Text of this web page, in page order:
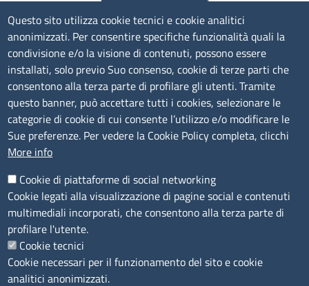
Imperia 0183 7931 - La Spezia 0187 7281
Amministrazione Trasparente
Consulta tutte le sezioni
Bilanci
Bandi di concorso
Procedimenti
Provvedimenti
Sito web
Note legali
Privacy policy
Dichiarazione di accessibilità
Redazione
Questo sito utilizza cookie tecnici e cookie analitici
anonimizzati. Per consentire specifiche funzionalità quali la
condivisione e/o la visione di contenuti, possono essere
installati, solo previo Suo consenso, cookie di terze parti che
consentono alla terza parte di profilare gli utenti. Tramite
questo banner, può accettare tutti i cookies, selezionare le
categorie di cookie di cui consente l’utilizzo e/o modificare le
Sue preferenze. Per vedere la Cookie Policy completa, clicchi
More info
Cookie di piattaforme di social networking
Cookie legati alla visualizzazione di pagine social e contenuti
multimediali incorporati, che consentono alla terza parte di
profilare l'utente.
Cookie tecnici
Cookie necessari per il funzionamento del sito e cookie
analitici anonimizzati.